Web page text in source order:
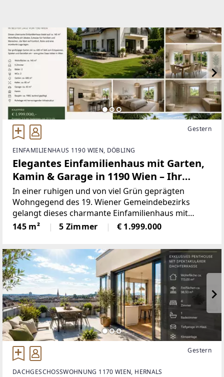
Gestern
EINFAMILIENHAUS 1190 WIEN, DÖBLING
Elegantes Einfamilienhaus mit Garten,
Kamin & Garage in 1190 Wien – Ihr
Traumhaus wartet!
In einer ruhigen und von viel Grün geprägten
Wohngegend des 19. Wiener Gemeindebezirks
gelangt dieses charmante Einfamilienhaus mit
großzügigem Grundstück zum Verkauf. Die
Immobilie vereint ein angenehmes Wohngefühl,
145 m² 5 Zimmer € 1.999.000
Gestern
DACHGESCHOSSWOHNUNG 1170 WIEN, HERNALS